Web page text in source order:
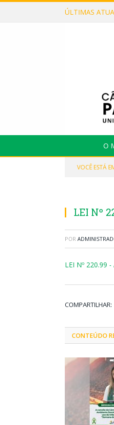
ÚLTIMAS
O
VOCÊ ESTÁ
LEI Nº
POR
LEI Nº 220.99 -
COMPARTILHAR:
CONTEÚDO